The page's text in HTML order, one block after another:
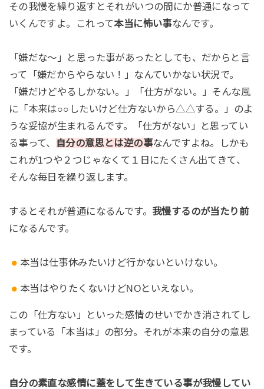
その我慢を繰り返すとそれがいつの間にか普通になって
いくんですよ。これって本当に怖い事なんです。
「嫌だな〜」と思った事があったとしても、だからと言
って「嫌だからやらない！」なんていかない状況で。
「嫌だけどやるしかない。」「仕方がない。」そんな風
に「本来は○○したいけど仕方ないから△△する。」のよ
うな妥協が生まれるんです。「仕方がない」と思ってい
る事って、
自分の意思とは逆の事なんですよね。しかも
これが1つや２つじゃなくて１日にたくさん出てきて、
そんな毎日を繰り返します。
するとそれが普通になるんです。 我慢するのが当たり前
になるんです。
本当は仕事休みたいけど行かないといけない。
本当はやりたくないけどNOといえない。
この「仕方ない」といった感情のせいでかき消されてし
まっている「本当は」の部分。それが本来の自分の意思
です。
自分の素直な感情に蓋をして生きている事が我慢してい